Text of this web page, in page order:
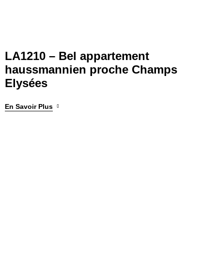
LA1210 – Bel appartement
haussmannien proche Champs
Elysées
En Savoir Plus